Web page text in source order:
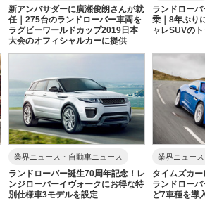
新アンバサダーに廣瀬俊朗さんが就
任｜275台のランドローバー車両を
ラグビーワールドカップ2019日本
大会のオフィシャルカーに提供
ランドロー
乗｜8年ぶり
ャレSUVの
業界ニュース・自動車ニュース
ランドローバー誕生70周年記念！レ
ンジローバーイヴォークにお得な特
別仕様車3モデルを設定
業界ニュー
タイムズカ
ランドロー
ど7車種を導